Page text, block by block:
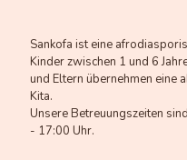
Sankofa ist eine
Kinder zwischen 1 und 6
und Eltern übernehmen eine
Kita.
Unsere Betreuungszeiten
- 17:00 Uhr.